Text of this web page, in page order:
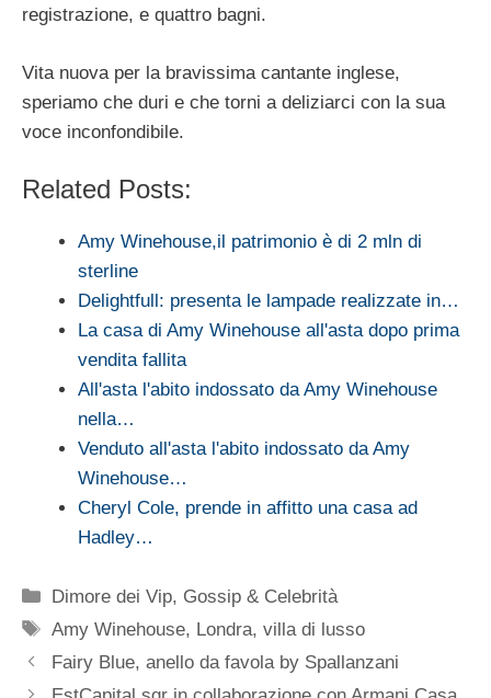
registrazione, e quattro bagni.
Vita nuova per la bravissima cantante inglese,
speriamo che duri e che torni a deliziarci con la sua
voce inconfondibile.
Related Posts:
Amy Winehouse,il patrimonio è di 2 mln di
sterline
Delightfull: presenta le lampade realizzate in…
La casa di Amy Winehouse all'asta dopo prima
vendita fallita
All'asta l'abito indossato da Amy Winehouse
nella…
Venduto all'asta l'abito indossato da Amy
Winehouse…
Cheryl Cole, prende in affitto una casa ad
Hadley…
Categorie
Dimore dei Vip, Gossip & Celebrità
Tag
Amy Winehouse, Londra,villa di lusso
Fairy Blue, anello da favola by Spallanzani